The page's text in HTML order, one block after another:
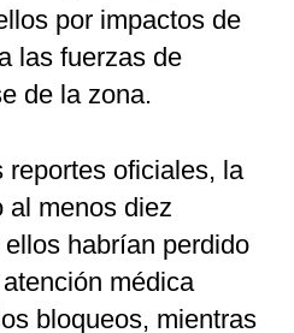
por impactos de
las fuerzas de
de la zona.
reportes oficiales, la
al menos diez
habrían perdido
médica
bloqueos, mientras